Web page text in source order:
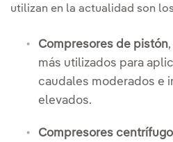
utilizan en la actualidad son
Compresores de pistón
más utilizados para
caudales moderados e
elevados.
Compresores